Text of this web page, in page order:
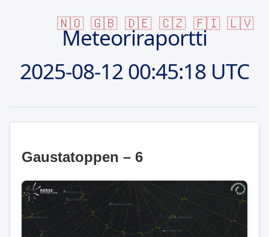
🇳🇴 🇬🇧 🇩🇪 🇨🇿 🇫🇮 🇱🇻
Meteoriraportti
2025-08-1200:45:18 UTC
Gaustatoppen – 6